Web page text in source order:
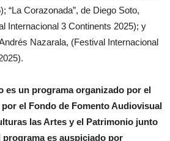
“La Corazonada”, de Diego Soto,
Internacional 3 Continents 2025); y
Nazarala, (Festival Internacional
es un programa organizado por el
el Fondo de Fomento Audiovisual
las Artes y el Patrimonio junto
es auspiciado por